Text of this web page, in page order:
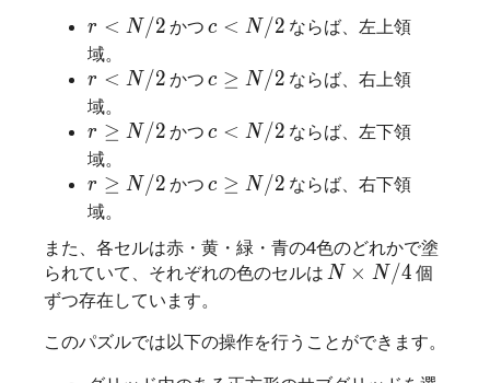
r < N /2
r < N/2
r < N /2 かつc < N /2
c < N/2
c < N /2 ならば、左上領
域。
r < N /2
r < N/2
r < N /2 かつc ≥ N /2
c \geq N/2
c ≥ N /2 ならば、右上領
域。
r ≥ N /2
r \geq N/2
r ≥ N /2 かつc < N /2
c < N/2
c < N /2 ならば、左下領
域。
r ≥ N /2
r \geq N/2
r ≥ N /2 かつc ≥ N /2
c \geq N/2
c ≥ N /2 ならば、右下領
域。
また、各セルは赤・黄・緑・青の4色のどれかで塗
られていて、それぞれの色のセルは N × N /4
N × N / 4
N × N/4 個
ずつ存在しています。
このパズルでは以下の操作を行うことができます。